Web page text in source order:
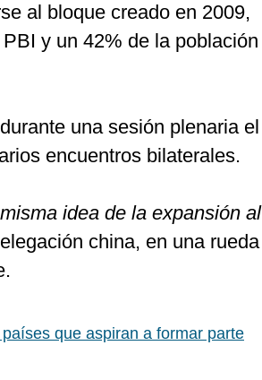
al bloque creado en 2009,
y un 42% de la población
una sesión plenaria el
encuentros bilaterales.
idea de la expansión al
china, en una rueda
que aspiran a formar parte